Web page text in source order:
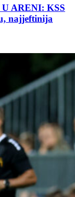
ARENI: KSS
najjeftinija